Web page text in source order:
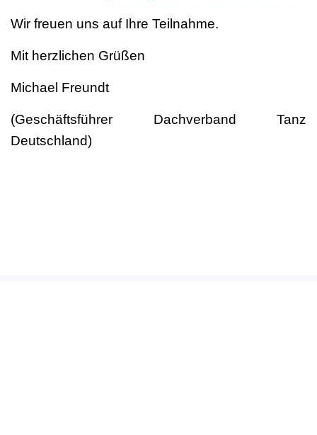
Wir freuen uns auf Ihre Teilnahme.
Mit herzlichen Grüßen
Michael Freundt
(Geschäftsführer Dachverband Tanz
Deutschland)